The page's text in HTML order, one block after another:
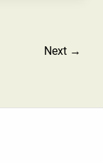
Next →